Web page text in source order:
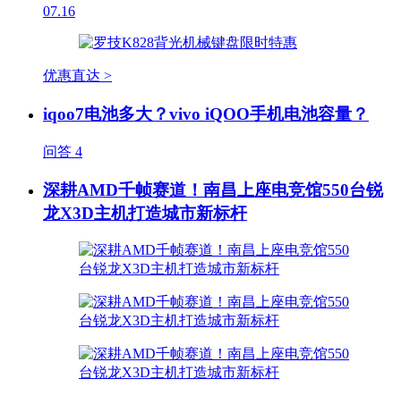
07.16
优惠直达 >
iqoo7电池多大？vivo iQOO手机电池容量？
问答 4
深耕AMD千帧赛道！南昌上座电竞馆550台锐
龙X3D主机打造城市新标杆